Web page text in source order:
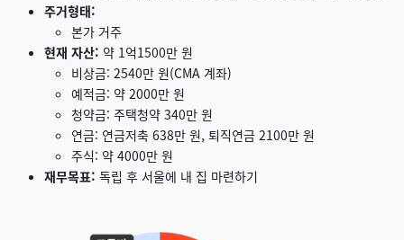
주거형태:
본가 거주
현재 자산: 약 1억1500만 원
비상금: 2540만 원(CMA 계좌)
예적금: 약 2000만 원
청약금: 주택청약 340만 원
연금: 연금저축 638만 원, 퇴직연금 2100만 원
주식: 약 4000만 원
재무목표: 독립 후 서울에 내 집 마련하기